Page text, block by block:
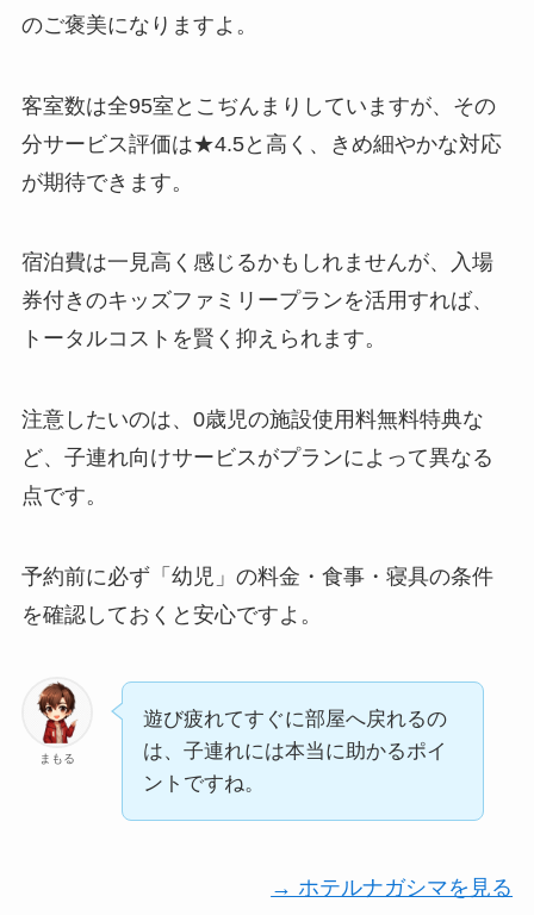
のご褒美になりますよ。
客室数は全95室とこぢんまりしていますが、その
分サービス評価は★4.5と高く、きめ細やかな対応
が期待できます。
宿泊費は一見高く感じるかもしれませんが、入場
券付きのキッズファミリープランを活用すれば、
トータルコストを賢く抑えられます。
注意したいのは、0歳児の施設使用料無料特典な
ど、子連れ向けサービスがプランによって異なる
点です。
予約前に必ず「幼児」の料金・食事・寝具の条件
を確認しておくと安心ですよ。
まもる
遊び疲れてすぐに部屋へ戻れるの
は、子連れには本当に助かるポイ
ントですね。
→ ホテルナガシマを見る